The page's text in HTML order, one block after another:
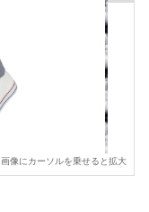
画像にカーソルを乗せると拡大